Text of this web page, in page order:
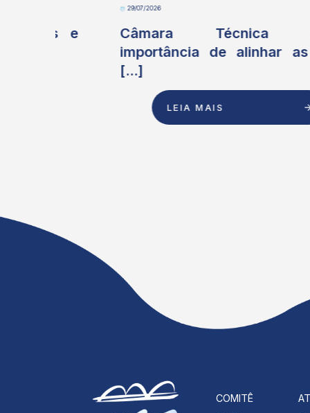
Câmara Técnica debate
importância de alinhar as ações
LEIA MAIS
COMITÊ